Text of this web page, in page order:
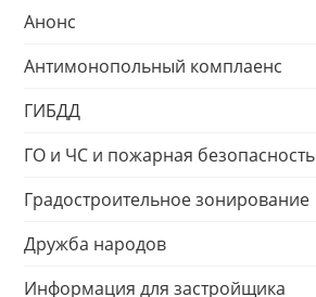
Анонс
Антимонопольный комплаенс
ГИБДД
ГО и ЧС и пожарная безопасность
Градостроительное зонирование
Дружба народов
Информация для застройщика